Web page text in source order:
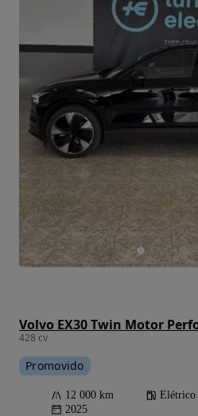
428 cv
Promovido
12 000 km Elétrico
2025